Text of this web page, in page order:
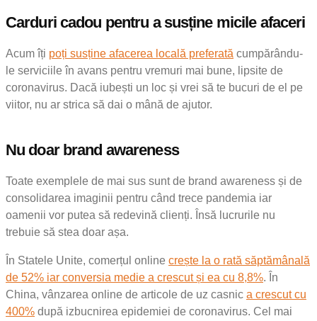
Carduri cadou pentru a susține micile afaceri
Acum îți poți susține afacerea locală preferată cumpărându-
le serviciile în avans pentru vremuri mai bune, lipsite de
coronavirus. Dacă iubești un loc și vrei să te bucuri de el pe
viitor, nu ar strica să dai o mână de ajutor.
Nu doar brand awareness
Toate exemplele de mai sus sunt de brand awareness și de
consolidarea imaginii pentru când trece pandemia iar
oamenii vor putea să redevină clienți. Însă lucrurile nu
trebuie să stea doar așa.
În Statele Unite, comerțul online crește la o rată săptămânală
de 52% iar conversia medie a crescut și ea cu 8,8%. În
China, vânzarea online de articole de uz casnic a crescut cu
400% după izbucnirea epidemiei de coronavirus. Cel mai